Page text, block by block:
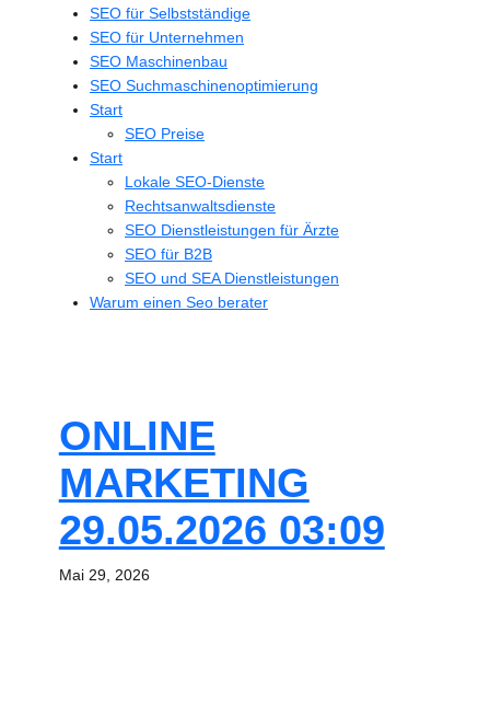
SEO für Selbstständige
SEO für Unternehmen
SEO Maschinenbau
SEO Suchmaschinenoptimierung
Start
SEO Preise
Start
Lokale SEO-Dienste
Rechtsanwaltsdienste
SEO Dienstleistungen für Ärzte
SEO für B2B
SEO und SEA Dienstleistungen
Warum einen Seo berater
ONLINE
MARKETING
29.05.2026 03:09
Mai 29, 2026